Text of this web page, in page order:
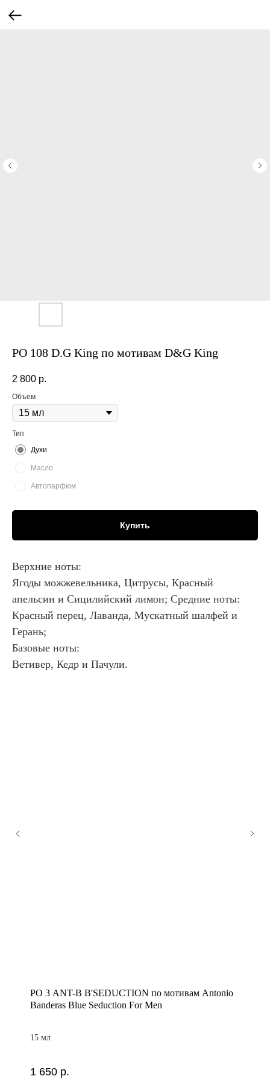
PO 108 D.G King по мотивам D&G King
2 800 р.
Объем
Тип
Духи
Масло
Автопарфюм
Купить
Верхние ноты:
Ягоды можжевельника, Цитрусы, Красный
апельсин и Сицилийский лимон; Средние ноты:
Красный перец, Лаванда, Мускатный шалфей и
Герань;
Базовые ноты:
Ветивер, Кедр и Пачули.
PO 3 ANT-B B'SEDUCTION по мотивам Antonio
Banderas Blue Seduction For Men
15 мл
1 650 р.